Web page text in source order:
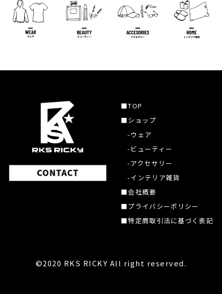
■TOP
■ショップ
-ウェア
-ビューティー
-アクセサリー
-インテリア雑貨
■会社概要
■プライバシーポリシー
■特定商取引法に基づく表記
©2020 RKS RICKY All right reserved.